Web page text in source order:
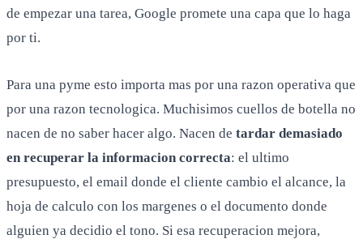
de empezar una tarea, Google promete una capa que lo haga
por ti.
Para una pyme esto importa mas por una razon operativa que
por una razon tecnologica. Muchisimos cuellos de botella no
nacen de no saber hacer algo. Nacen de tardar demasiado
en recuperar la informacion correcta: el ultimo
presupuesto, el email donde el cliente cambio el alcance, la
hoja de calculo con los margenes o el documento donde
alguien ya decidio el tono. Si esa recuperacion mejora,